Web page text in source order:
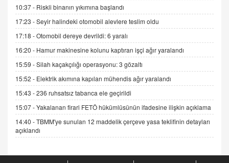
11.12.2024 12:30
DR. EKREM ASLAN
Gerçek Ne, Algı Ne? "Beraber Yürüyoruz"
Cümlesinin Peşinden
19.07.2025 12:45
GÖNÜL MENEKŞE
Şifacının Yolu
04.11.2025 12:56
AV. RÜMEYSA ÖZKALE
Kira Uyuşmazlıklarında Dava Açmadan Önce
23.09.2023 16:30
10:37 - Riskli binanın yıkımına başlandı
17:23 -Seyir halindeki otomobil alevlere teslim oldu
17:18 -Otomobil dereye devrildi: 6 yaralı
16:20 - Hamur makinesine kolunu kaptıran işçi ağır yaralandı
15:59 -Silah kaçakçılığı operasyonu: 3 gözaltı
15:52 - Elektrik akımına kapılan mühendis ağır yaralandı
15:43 -236 ruhsatsız tabanca ele geçirildi
15:07 -Yakalanan firari FETÖ hükümlüsünün ifadesine ilişkin açıklama
14:40 -TBMM'ye sunulan 12 maddelik çerçeve yasa teklifinin detayları
açıklandı